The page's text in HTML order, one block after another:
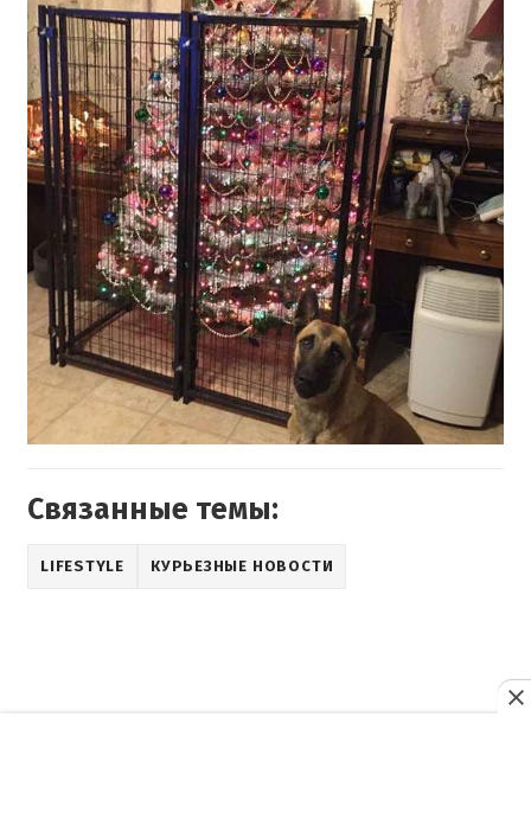
Связанные темы:
LIFESTYLE КУРЬЕЗНЫЕ НОВОСТИ